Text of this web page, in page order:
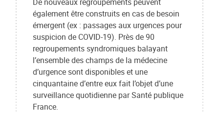
également être construits en cas de besoin
émergent (ex : passages aux urgences pour
suspicion de COVID-19). Près de 90
regroupements syndromiques balayant
l’ensemble des champs de la médecine
d’urgence sont disponibles et une
cinquantaine d’entre eux fait l’objet d’une
surveillance quotidienne par Santé publique
France.